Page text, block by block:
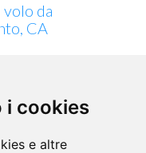
i cookies
e altre
da
CA
KY
in aereo